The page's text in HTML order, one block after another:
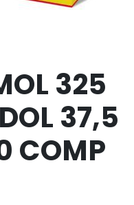
325
37,5
COMP